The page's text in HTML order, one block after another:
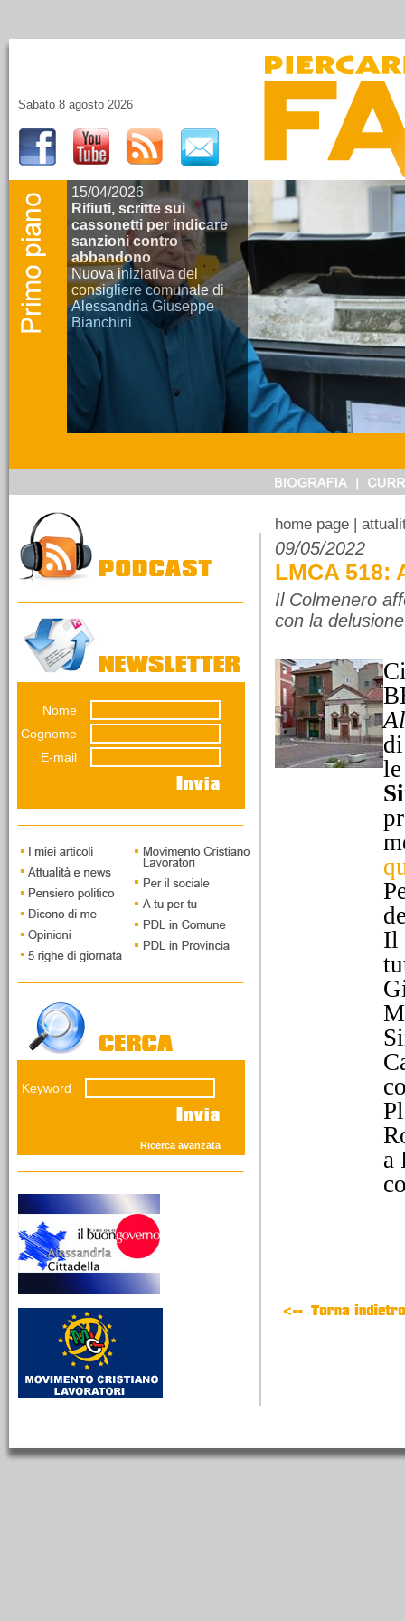
Sabato 8 agosto 2026
15/04/2026
Rifiuti, scritte sui
cassonetti per indicare
sanzioni contro
abbandono
Nuova iniziativa del
consigliere comunale di
Alessandria Giuseppe
Bianchini
Referendum sulla
perché pensare non è
vietato.
Una riflessione di
Emiliana Conti. Il
guerra...
12/03/2026
La lunga impronta del
dissesto
Una decisione presa nel
luglio 2012 pesa ancora
Piercarlo Fabbio di
Massimo Taggiasco
12/03/2026
savana giudiziaria
Il fronte del NO presenta
grandi interpreti della
concezione elastica della
custodia cautelare. Mentre
i giovani del SI' andranno
10/03/2026
Lina Borgo Guenna,
educare alla libertà tra
scuola, socialismo e
impegno civile
Da Alessandria24 - LMCA
712 - Dalla Radio alla
stampa - Una donna laica
al servizio dei più piccoli
Nome
Cognome
E-mail
Keyword
Ricerca avanzata
home page |
09/05/2022
LMCA 518:
Il Colmenero
con la
Il
Pl
a